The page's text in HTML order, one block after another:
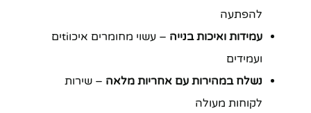
להפתעה
עמידות ואיכות בנייה
– עשוי מחומרים איכוtiים
ועמידים
נשלח במהירות עם אחריות מלאה – שירות
לקוחות מעולה